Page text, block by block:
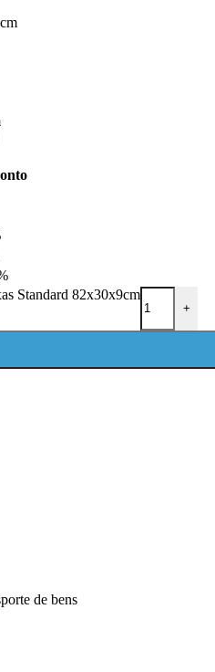
Standard 82x30x9cm
+
de bens